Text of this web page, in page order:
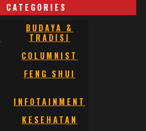
CATEGORIES
BUDAYA &
TRADISI
COLUMNIST
FENG SHUI
INFOTAINMENT
KESEHATAN